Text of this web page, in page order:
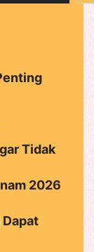
Tidak
2026
Dapat